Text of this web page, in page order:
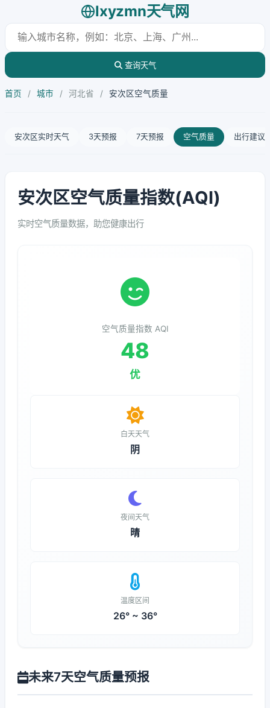
lxyzmn天气网
查询天气
首页 / 城市 / 河北省 / 安次区空气质量
安次区实时天气 3天预报 7天预报 空气质量 出行建议
安次区空气质量指数(AQI)
实时空气质量数据，助您健康出行
空气质量指数 AQI
48
优
白天天气
阴
夜间天气
晴
温度区间
26° ~ 36°
未来7天空气质量预报